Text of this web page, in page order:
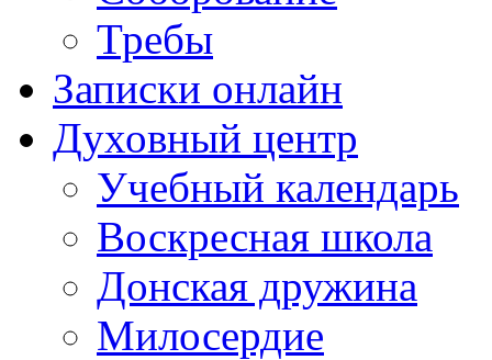
Требы
Записки онлайн
Духовный центр
Учебный календарь
Воскресная школа
Донская дружина
Милосердие